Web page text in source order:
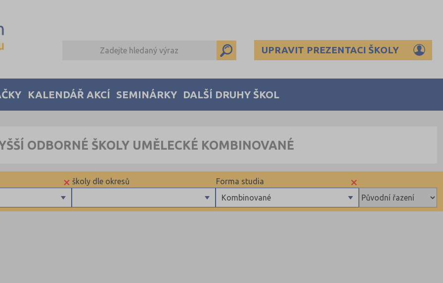
UPRAVIT PREZENTACI ŠKOLY
KALENDÁŘ AKCÍ SEMINÁRKY DALŠÍ DRUHY ŠKOL
ODBORNÉ ŠKOLY UMĚLECKÉ KOMBINOVANÉ
×
Kombinované
Forma studia
školy dle okresů
×